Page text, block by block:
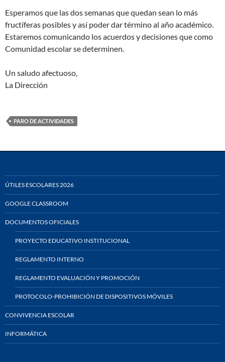
Esperamos que las dos semanas que quedan sean lo más
fructíferas posibles y así poder dar término al año académico.
Estaremos comunicando los acuerdos y decisiones que como
Comunidad escolar se determinen.
Un saludo afectuoso,
La Dirección
PARO DE ACTIVIDADES
ÚTILES ESCOLARES 2026
GOOGLE CLASSROOM
DOCUMENTOS OFICIALES
PROYECTO EDUCATIVO INSTITUCIONAL
REGLAMENTO INTERNO
REGLAMENTO EVALUACIÓN Y PROMOCIÓN
PROTOCOLO-PROHIBICIÓN DE DISPOSITIVOS MÓVILES
CONVIVENCIA ESCOLAR
INFORMÁTICA